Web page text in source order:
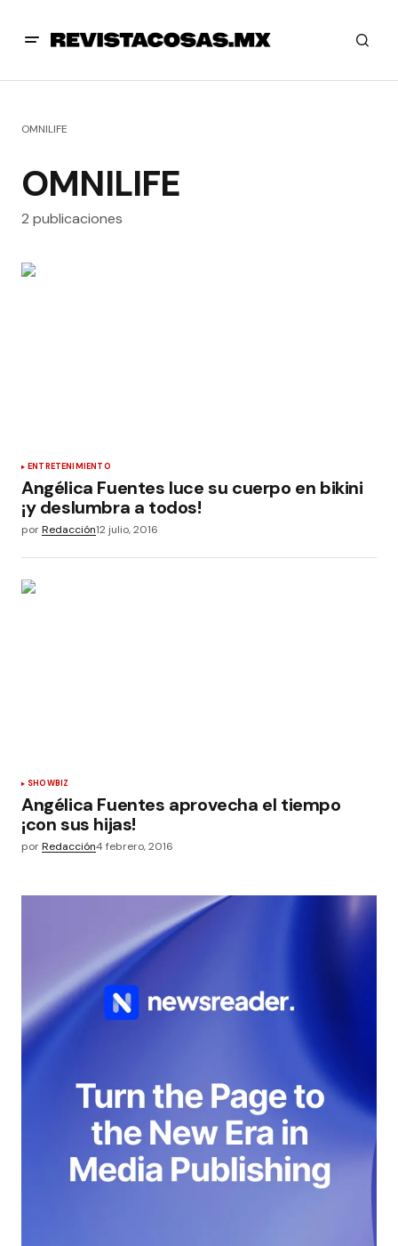
OMNILIFE
OMNILIFE
2 publicaciones
ENTRETENIMIENTO
Angélica Fuentes luce su cuerpo en bikini
¡y deslumbra a todos!
porRedacción12 julio, 2016
SHOWBIZ
Angélica Fuentes aprovecha el tiempo
¡con sus hijas!
porRedacción4 febrero, 2016